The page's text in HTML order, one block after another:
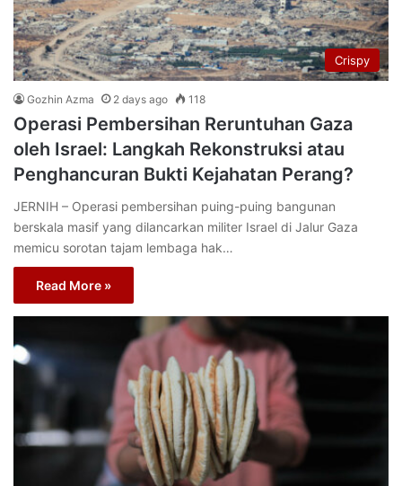
Crispy
Gozhin Azma 2 days ago 118
Operasi Pembersihan Reruntuhan Gaza
oleh Israel: Langkah Rekonstruksi atau
Penghancuran Bukti Kejahatan Perang?
JERNIH – Operasi pembersihan puing-puing bangunan
berskala masif yang dilancarkan militer Israel di Jalur Gaza
memicu sorotan tajam lembaga hak…
Read More »